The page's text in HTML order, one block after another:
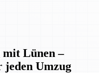
mit Lünen –
Umzug